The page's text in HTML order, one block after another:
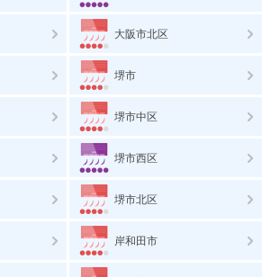
大阪市北区
堺市
堺市中区
堺市西区
堺市北区
岸和田市